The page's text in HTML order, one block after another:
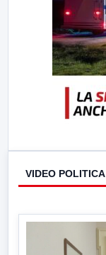
VIDEO POLITICA